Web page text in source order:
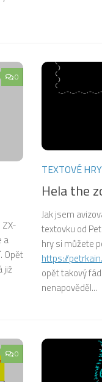
0
a
Opět
již
TEXTOVÉ HRY
Hela the
Jak jsem
textovku od
hry si můžete
https://
opět takový
nenapověděl...
0